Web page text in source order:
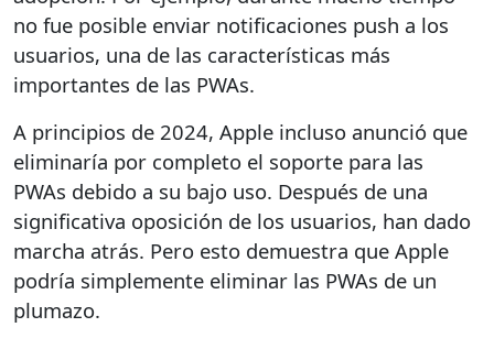
no fue posible enviar notificaciones push a los
usuarios, una de las características más
importantes de las PWAs.
A principios de 2024, Apple incluso anunció que
eliminaría por completo el soporte para las
PWAs debido a su bajo uso. Después de una
significativa oposición de los usuarios, han dado
marcha atrás. Pero esto demuestra que Apple
podría simplemente eliminar las PWAs de un
plumazo.